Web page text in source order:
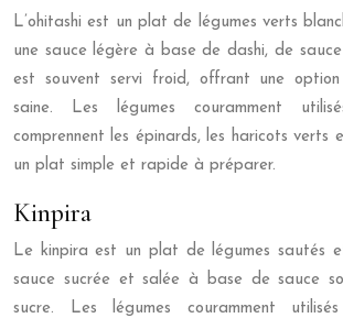
L’ohitashi est un plat de légumes verts
une sauce légère à base de dashi, de
est souvent servi froid, offrant une
saine. Les légumes couramment
comprennent les épinards, les haricots verts
un plat simple et rapide à préparer.
Kinpira
Le kinpira est un plat de légumes sautés
sauce sucrée et salée à base de sauce
sucre. Les légumes couramment